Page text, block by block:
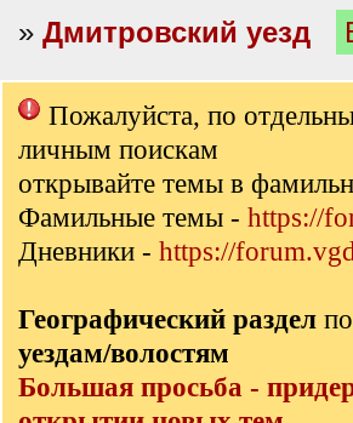
» Дмитровский уезд
Пожалуйста, по
личным поискам
открывайте темы в
Фамильные темы - https://
Дневники - https://
Географический раздел
уездам/волостям
Большая просьба -